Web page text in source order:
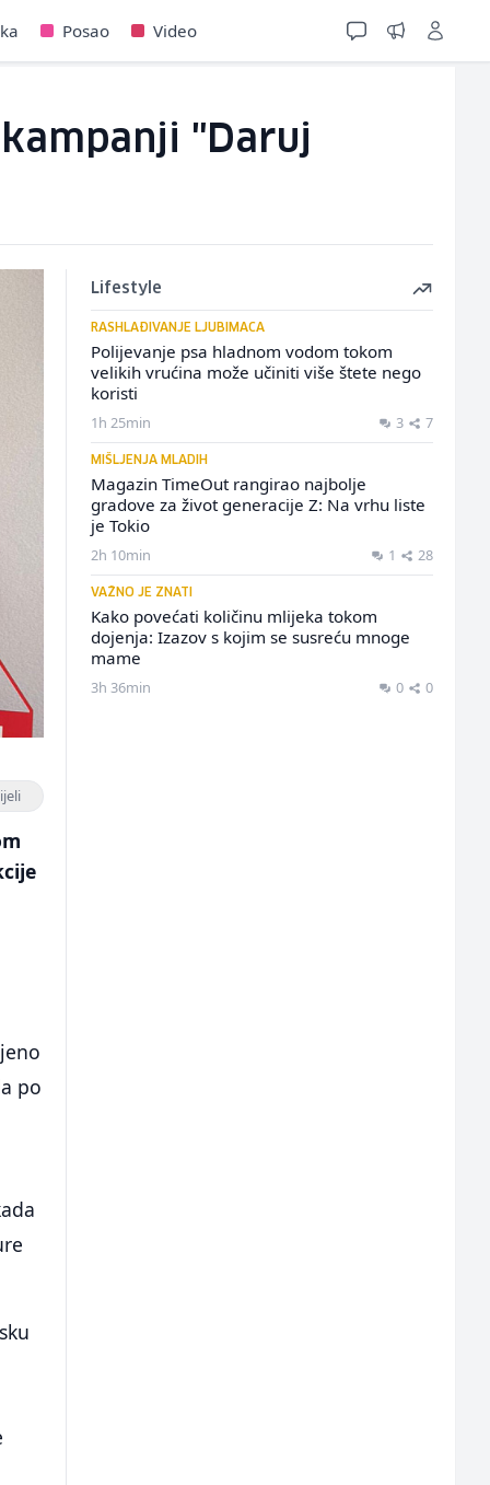
Posao Video
"Daruj
po
Lifestyle
RASHLAĐIVANJE LJUBIMACA
Polijevanje psa hladnom vodom tokom
velikih vrućina može učiniti više štete nego
koristi
1h 25min 3 7
MIŠLJENJA MLADIH
Magazin TimeOut rangirao najbolje
gradove za život generacije Z: Na vrhu liste
je Tokio
2h 10min 1 28
VAŽNO JE ZNATI
Kako povećati količinu mlijeka tokom
dojenja: Izazov s kojim se susreću mnoge
mame
3h 36min 0 0